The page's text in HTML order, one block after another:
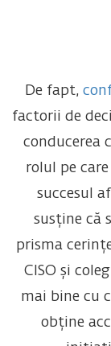
De fapt,
factorii de
conducerea
rolul pe
succesul
susține că
prisma
CISO și
mai bine cu
obține